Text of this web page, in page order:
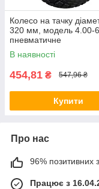
Колесо на тачку
320 мм, модель 4.00-
пневматичне
В наявності
454,81 ₴ 547,96 ₴
Купити
Про нас
96% позитивних з
Працює з